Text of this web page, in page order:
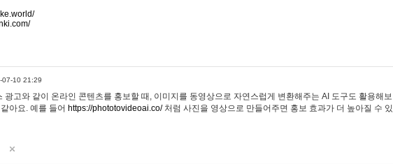
07-10 21:29
광고와 같이 온라인 콘텐츠를 홍보할 때, 이미지를 동영상으로 자연스럽게 변환해주는 AI 도구도 활용해보
아요. 예를 들어 https://phototovideoai.co/처럼 사진을 영상으로 만들어주면 홍보 효과가 더 높아질 수 있